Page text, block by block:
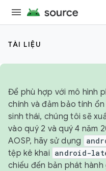
TÀI LIỆU
Để phù hợp với mô hình
chính và đảm bảo tính
sinh thái, chúng tôi sẽ
vào quý 2 và quý 4 năm
AOSP, hãy sử dụng
tệp kê khai android-
chiếu đến bản phát